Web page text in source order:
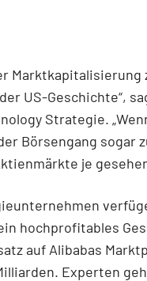
Marktkapitalisierung
US-Geschichte“,
Strategie.
Börsengang sogar
je
hochprofitables
auf Alibabas
Experten